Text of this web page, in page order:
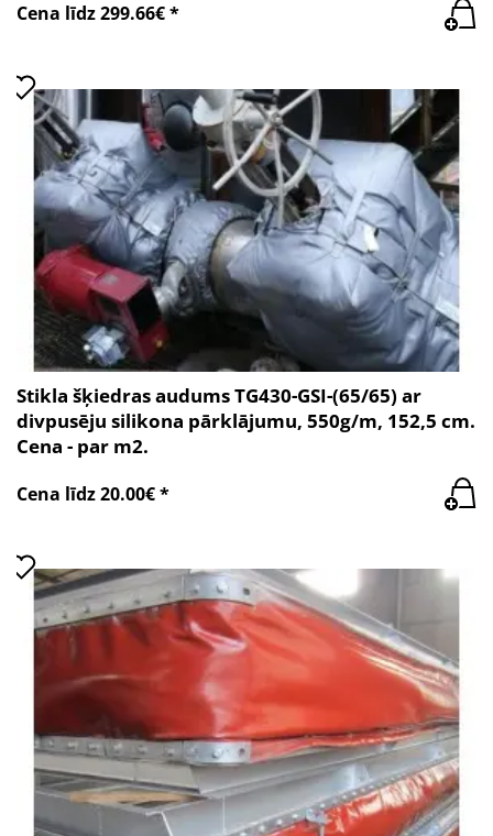
Cena līdz 299.66€ *
Stikla šķiedras audums TG430-GSI-(65/65) ar
divpusēju silikona pārklājumu, 550g/m, 152,5 cm.
Cena - par m2.
Cena līdz 20.00€ *